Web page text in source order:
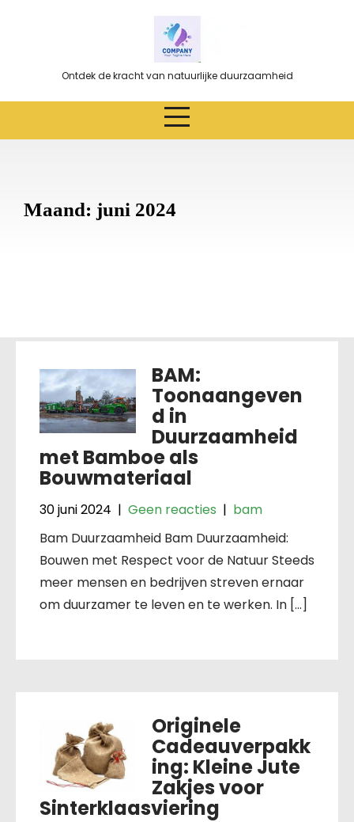
Ontdek de kracht van natuurlijke duurzaamheid
Maand: juni 2024
BAM:
Toonaangeven
d in
Duurzaamheid
met Bamboe als
Bouwmateriaal
30 juni 2024 | Geen reacties | bam
Bam Duurzaamheid Bam Duurzaamheid:
Bouwen met Respect voor de Natuur Steeds
meer mensen en bedrijven streven ernaar
om duurzamer te leven en te werken. In […]
Originele
Cadeauverpakk
ing: Kleine Jute
Zakjes voor
Sinterklaasviering